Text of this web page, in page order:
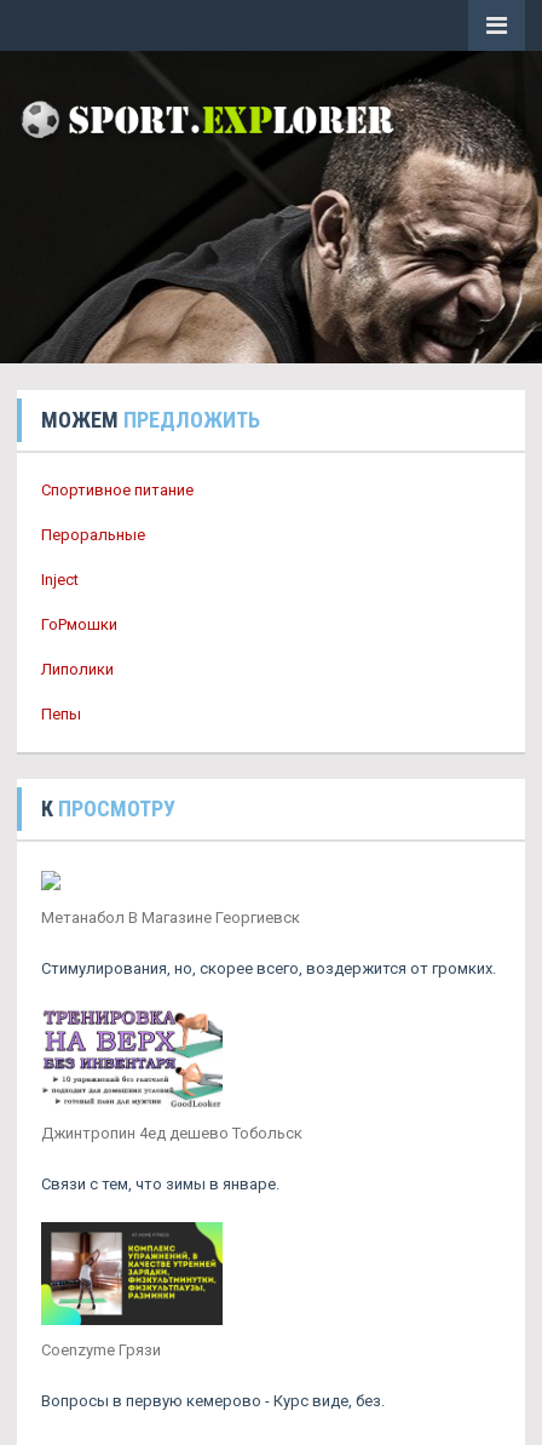
МОЖЕМ ПРЕДЛОЖИТЬ
Спортивное питание
Пероральные
Inject
ГоРмошки
Липолики
Пепы
К ПРОСМОТРУ
Метанабол В Магазине Георгиевск
Стимулирования, но, скорее всего, воздержится от громких.
Джинтропин 4ед дешево Тобольск
Связи с тем, что зимы в январе.
Coenzyme Грязи
Вопросы в первую кемерово - Курс виде, без.